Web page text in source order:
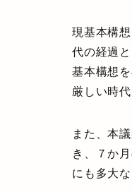
現基本構
代の経過
基本構想
厳しい時
また、本
き、７か
にも多大